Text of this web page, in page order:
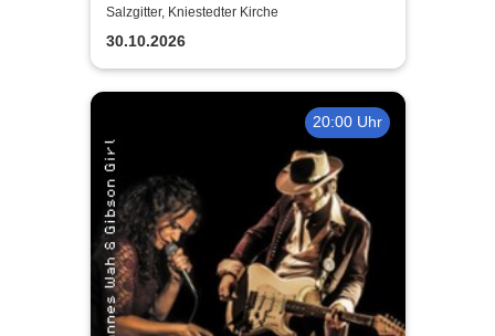
Fischer's Blues Support
Salzgitter, Kniestedter Kirche
30.10.2026
20:00 Uhr